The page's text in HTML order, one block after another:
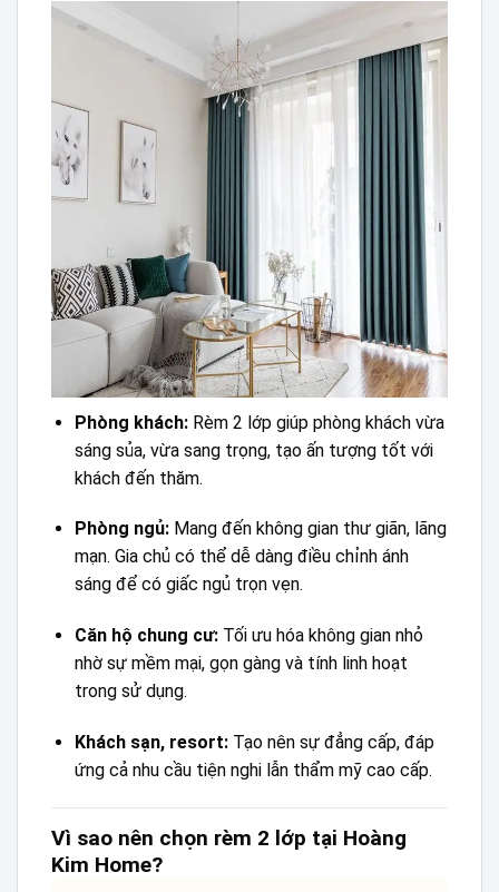
Phòng khách:Rèm 2 lớp giúp phòng khách vừa
sáng sủa, vừa sang trọng, tạo ấn tượng tốt với
khách đến thăm.
Phòng ngủ:Mang đến không gian thư giãn, lãng
mạn. Gia chủ có thể dễ dàng điều chỉnh ánh
sáng để có giấc ngủ trọn vẹn.
Căn hộ chung cư:Tối ưu hóa không gian nhỏ
nhờ sự mềm mại, gọn gàng và tính linh hoạt
trong sử dụng.
Khách sạn, resort:Tạo nên sự đẳng cấp, đáp
ứng cả nhu cầu tiện nghi lẫn thẩm mỹ cao cấp.
Vì sao nên chọn rèm 2 lớp tại Hoàng
Kim Home?